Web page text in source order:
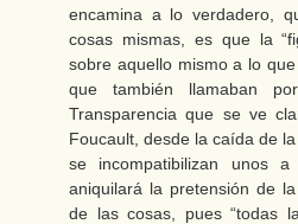
encamina a lo verdadero,
cosas mismas, es que la
sobre aquello mismo a lo
que también llamaban
Transparencia que se ve
Foucault, desde la caída de
se incompatibilizan unos
aniquilará la pretensión de
de las cosas, pues “todas